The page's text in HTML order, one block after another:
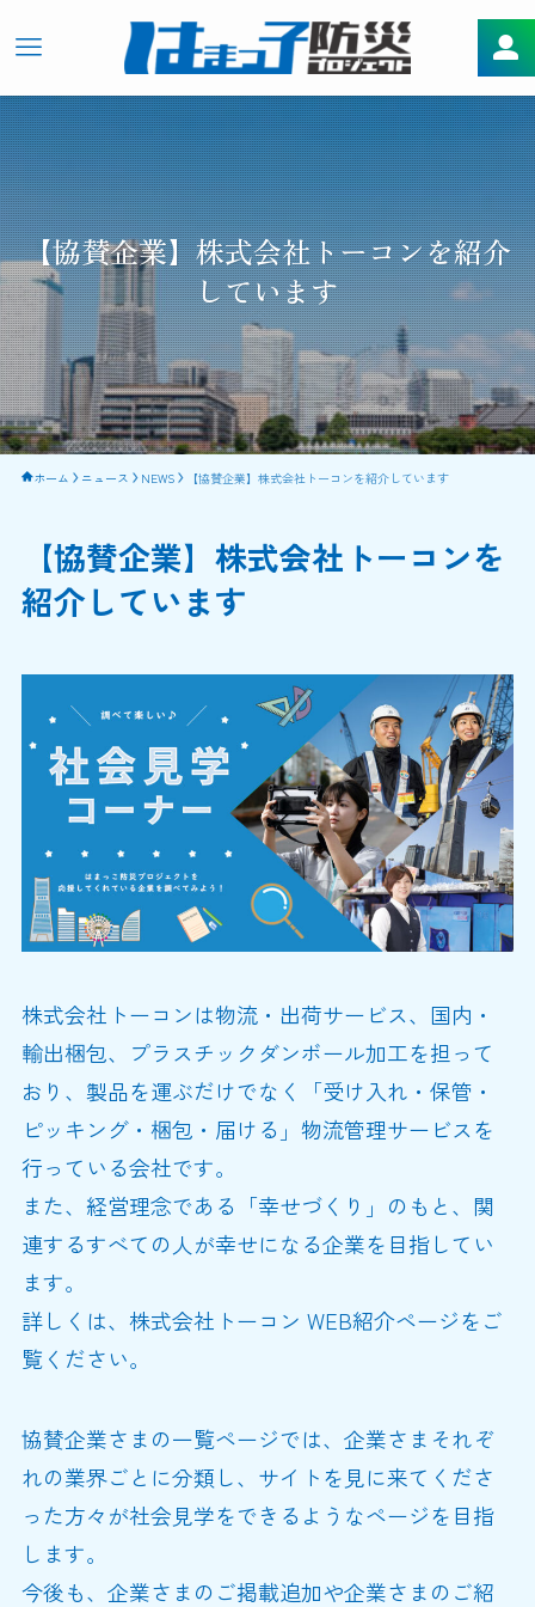
【協賛企業】株式会社トーコンを紹介
しています
ホーム ニュース NEWS 【協賛企業】株式会社トーコンを紹介しています
【協賛企業】株式会社トーコンを
紹介しています
株式会社トーコンは物流・出荷サービス、国内・
輸出梱包、プラスチックダンボール加工を担って
おり、製品を運ぶだけでなく「受け入れ・保管・
ピッキング・梱包・届ける」物流管理サービスを
行っている会社です。
また、経営理念である「幸せづくり」のもと、関
連するすべての人が幸せになる企業を目指してい
ます。
詳しくは、株式会社トーコン WEB紹介ページをご
覧ください。
協賛企業さまの一覧ページでは、企業さまそれぞ
れの業界ごとに分類し、サイトを見に来てくださ
った方々が社会見学をできるようなページを目指
します。
今後も、企業さまのご掲載追加や企業さまのご紹